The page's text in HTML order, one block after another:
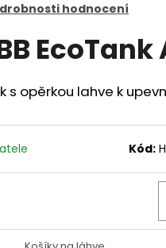
hodnocení
s opěrkou lahve k
Kód: